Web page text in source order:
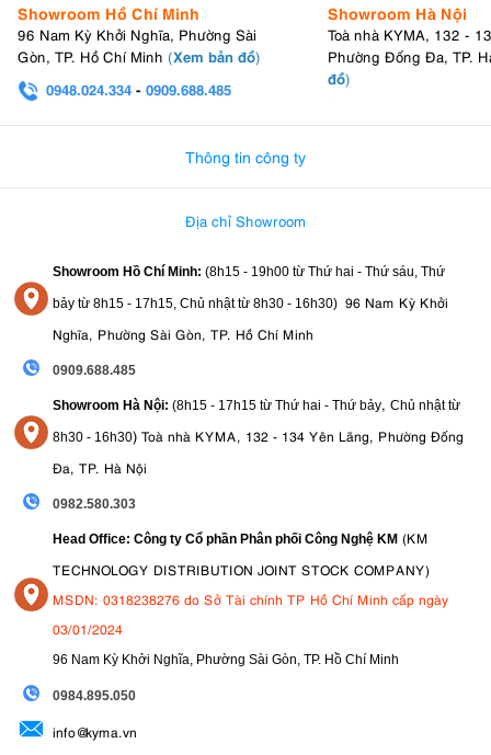
Showroom Hồ Chí Minh
96 Nam Kỳ Khởi Nghĩa, Phường Sài
Gòn, TP. Hồ Chí Minh (Xem bản đồ)
0948.024.334 - 0909.688.485
Showroom Hà Nội
Toà nhà KYMA, 132 -
Phường Đống Đa, TP.
đồ)
Thông tin công ty
Địa chỉ Showroom
Showroom Hồ Chí Minh: (8h15 - 19h00 từ Thứ hai - Thứ sáu, Thứ
bảy từ 8h15 - 17h15, Chủ nhật từ 8h30 - 16h30) 96 Nam Kỳ Khởi
Nghĩa, Phường Sài Gòn, TP. Hồ Chí Minh
0909.688.485
Showroom Hà Nội: (8h15 - 17h15 từ Thứ hai - Thứ bảy, Chủ nhật từ
8h30 - 16h30) Toà nhà KYMA, 132 - 134 Yên Lãng, Phường Đống
Đa, TP. Hà Nội
0982.580.303
Head Office: Công ty Cổ phần Phân phối Công Nghệ KM (KM
TECHNOLOGY DISTRIBUTION JOINT STOCK COMPANY)
MSDN: 0318238276 do Sở Tài chính TP Hồ Chí Minh cấp ngày
03/01/2024
96 Nam Kỳ Khởi Nghĩa, Phường Sài Gòn, TP. Hồ Chí Minh
0984.895.050
info@kyma.vn